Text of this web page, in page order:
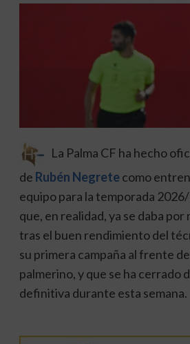
La Palma CF ha hecho
de Rubén Negretecomo
equipo para la temporada
que, en realidad, ya se daba
tras el buen rendimiento del
su primera campaña al frente
palmerino, y que se ha cerrado
definitiva durante esta semana.